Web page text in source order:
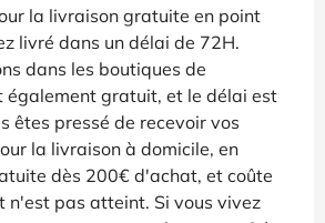
la livraison gratuite en point
livré dans un délai de 72H.
dans les boutiques de
également gratuit, et le délai est
êtes pressé de recevoir vos
la livraison à domicile, en
dès 200€ d'achat, et coûte
n'est pas atteint. Si vous vivez